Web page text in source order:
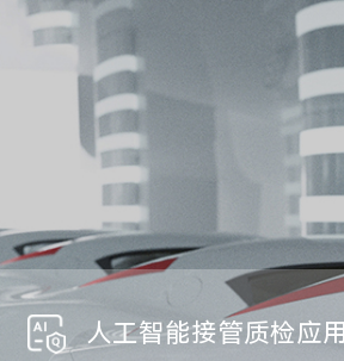
人工智能接管质检应用